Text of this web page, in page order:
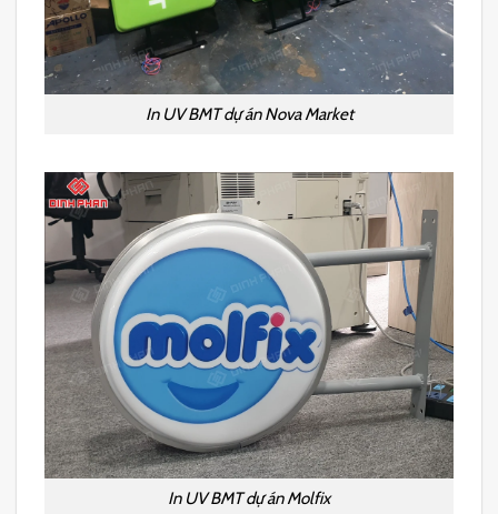
In UV BMT dự án Nova Market
In UV BMT dự án Molfix